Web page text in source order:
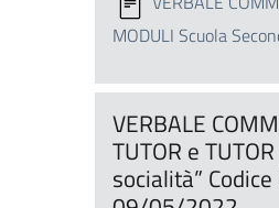
MODULI Scuola
VERBALE
TUTOR e
socialità”